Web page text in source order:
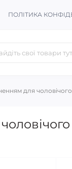
ПОЛІТИКА
для